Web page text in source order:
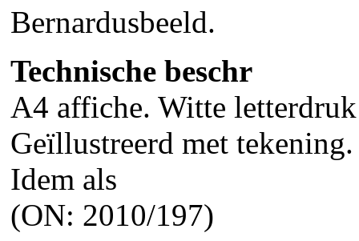
Bernardusbeeld.
Technische beschr
A4 affiche. Witte
Geïllustreerd met tekening.
Idem als
(ON: 2010/197)